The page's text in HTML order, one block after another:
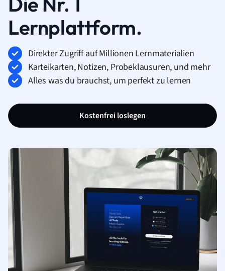
Lernplattform.
Direkter Zugriff auf Millionen Lernmaterialien
Karteikarten, Notizen, Probeklausuren, und mehr
Alles was du brauchst, um perfekt zu lernen
Kostenfrei loslegen